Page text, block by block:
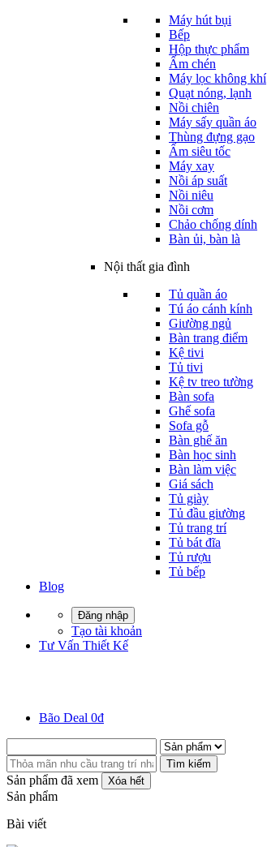
Máy hút bụi
Bếp
Hộp thực phẩm
Ấm chén
Máy lọc không khí
Quạt nóng, lạnh
Nồi chiên
Máy sấy quần áo
Thùng đựng gạo
Ấm siêu tốc
Máy xay
Nồi áp suất
Nồi niêu
Nồi cơm
Chảo chống dính
Bàn ủi, bàn là
Nội thất gia đình
Tủ quần áo
Tú áo cánh kính
Giường ngủ
Bàn trang điểm
Kệ tivi
Tủ tivi
Kệ tv treo tường
Bàn sofa
Ghế sofa
Sofa gỗ
Bàn ghế ăn
Bàn học sinh
Bàn làm việc
Giá sách
Tủ giày
Tủ đầu giường
Tủ trang trí
Tủ bát đĩa
Tủ rượu
Tủ bếp
Blog
Đăng nhập
Tạo tài khoản
Tư Vấn Thiết Kế
Bão Deal 0đ
Tìm kiếm
Sản phẩm đã xem Xóa hết
Sản phẩm
Bài viết